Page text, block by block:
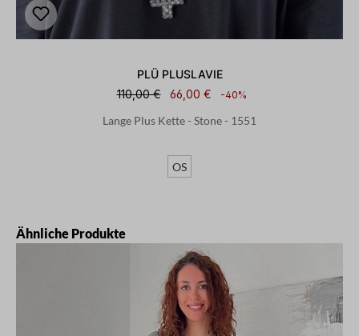
PLÜ PLUSLAVIE
110,00 €
66,00 € -40%
Lange Plus Kette - Stone - 1551
OS
Produktgalerie überspringen
Ähnliche Produkte